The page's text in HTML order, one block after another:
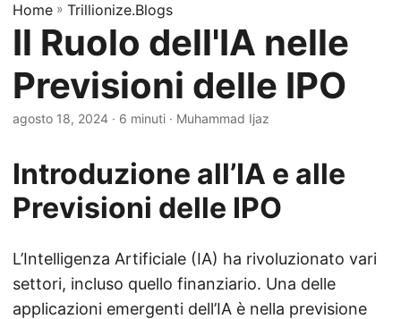
Home » Trillionize.Blogs
Il Ruolo dell'IA nelle
Previsioni delle IPO
agosto 18, 2024 · 6 minuti · Muhammad Ijaz
Introduzione all’IA e alle
Previsioni delle IPO
L’Intelligenza Artificiale (IA) ha rivoluzionato vari
settori, incluso quello finanziario. Una delle
applicazioni emergenti dell’IA è nella previsione